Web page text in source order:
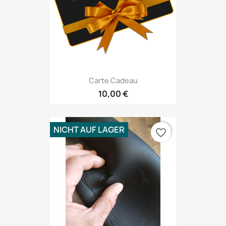
Carte Cadeau
10,00 €
NICHT AUF LAGER favorite_border